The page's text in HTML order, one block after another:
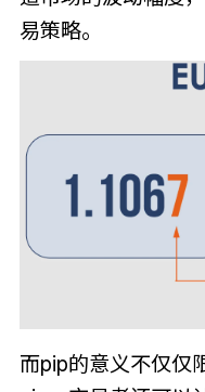
易策略。
而pip的意义不仅仅